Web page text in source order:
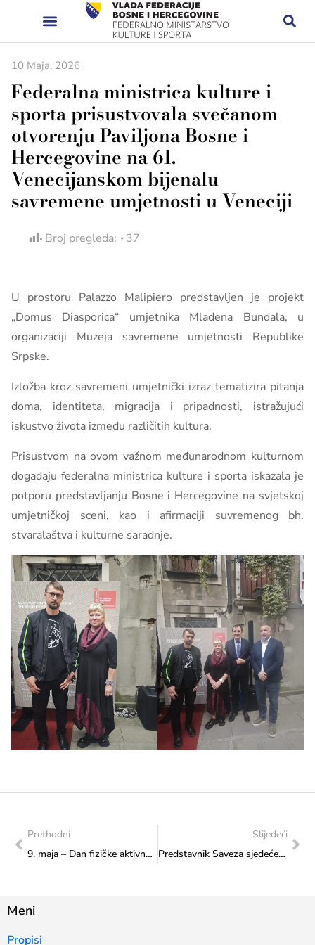
10 Maja, 2026
Federalna ministrica kulture i
sporta prisustvovala svečanom
otvorenju Paviljona Bosne i
Hercegovine na 61.
Venecijanskom bijenalu
savremene umjetnosti u Veneciji
Broj pregleda: 37
U prostoru Palazzo Malipiero predstavljen je projekt
„Domus Diasporica“ umjetnika Mladena Bundala, u
organizaciji Muzeja savremene umjetnosti Republike
Srpske.
Izložba kroz savremeni umjetnički izraz tematizira pitanja
doma, identiteta, migracija i pripadnosti, istražujući
iskustvo života između različitih kultura.
Prisustvom na ovom važnom međunarodnom kulturnom
događaju federalna ministrica kulture i sporta iskazala je
potporu predstavljanju Bosne i Hercegovine na svjetskoj
umjetničkoj sceni, kao i afirmaciji suvremenog bh.
stvaralaštva i kulturne saradnje.
Prethodni
9. maja – Dan fizičke aktivnosti
Slijedeći
Predstavnik Saveza sjedeće odbojke BiH u posjeti Federalnom ministarstvu kulture i sporta
Meni
Propisi